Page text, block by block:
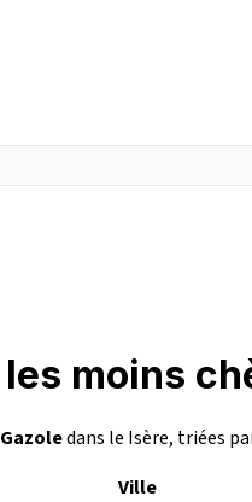
moins
Gazoledans le Isère, triées
Ville